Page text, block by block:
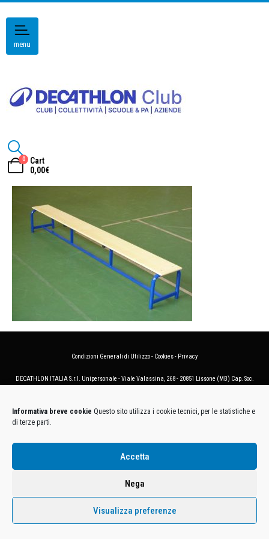
Informativa breve cookie Questo sito utilizza i cookie tecnici, per le statistiche e
di terze parti.
Accetta
Nega
Visualizza preferenze
menu
0
Cart
0,00€
Condizioni Generali di Utilizzo- Cookies- Privacy
DECATHLON ITALIA S.r.l. Unipersonale - Viale Valassina, 268 - 20851 Lissone (MB) Cap. Soc.
D'Ascq, Francia Le foto dei prodotti presenti sul sito sono puramente esemplificative.